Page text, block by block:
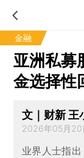
金融
亚洲私募
金选择性
文｜财新 王
2026年05月20
业界人士指